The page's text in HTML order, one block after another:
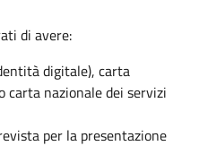
di avere:
digitale), carta
carta nazionale dei servizi
per la presentazione